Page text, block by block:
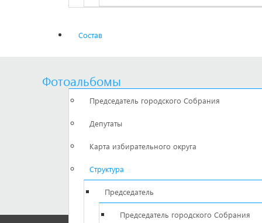
Состав
Председатель городского Собрания
Депутаты
Карта избирательного округа
Структура
Председатель
Председатель городского Собрания
Фотоальбомы